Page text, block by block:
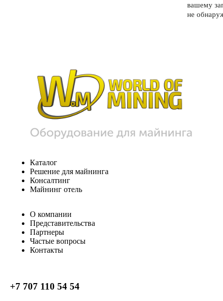
вашему
не
Каталог
Решение для майнинга
Консалтинг
Майнинг отель
О компании
Представительства
Партнеры
Частые вопросы
Контакты
+7 707 110 54 54